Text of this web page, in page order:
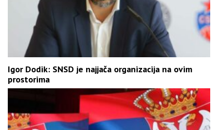
Igor Dodik: SNSD je najjača organizacija na ovim
prostorima